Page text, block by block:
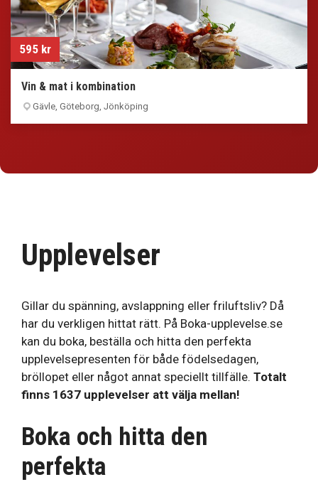
595 kr
Vin & mat i kombination
Gävle, Göteborg, Jönköping
Upplevelser
Gillar du spänning, avslappning eller friluftsliv? Då
har du verkligen hittat rätt. På Boka-upplevelse.se
kan du boka, beställa och hitta den perfekta
upplevelsepresenten för både födelsedagen,
bröllopet eller något annat speciellt tillfälle. Totalt
finns 1637 upplevelser att välja mellan!
Boka och hitta den
perfekta